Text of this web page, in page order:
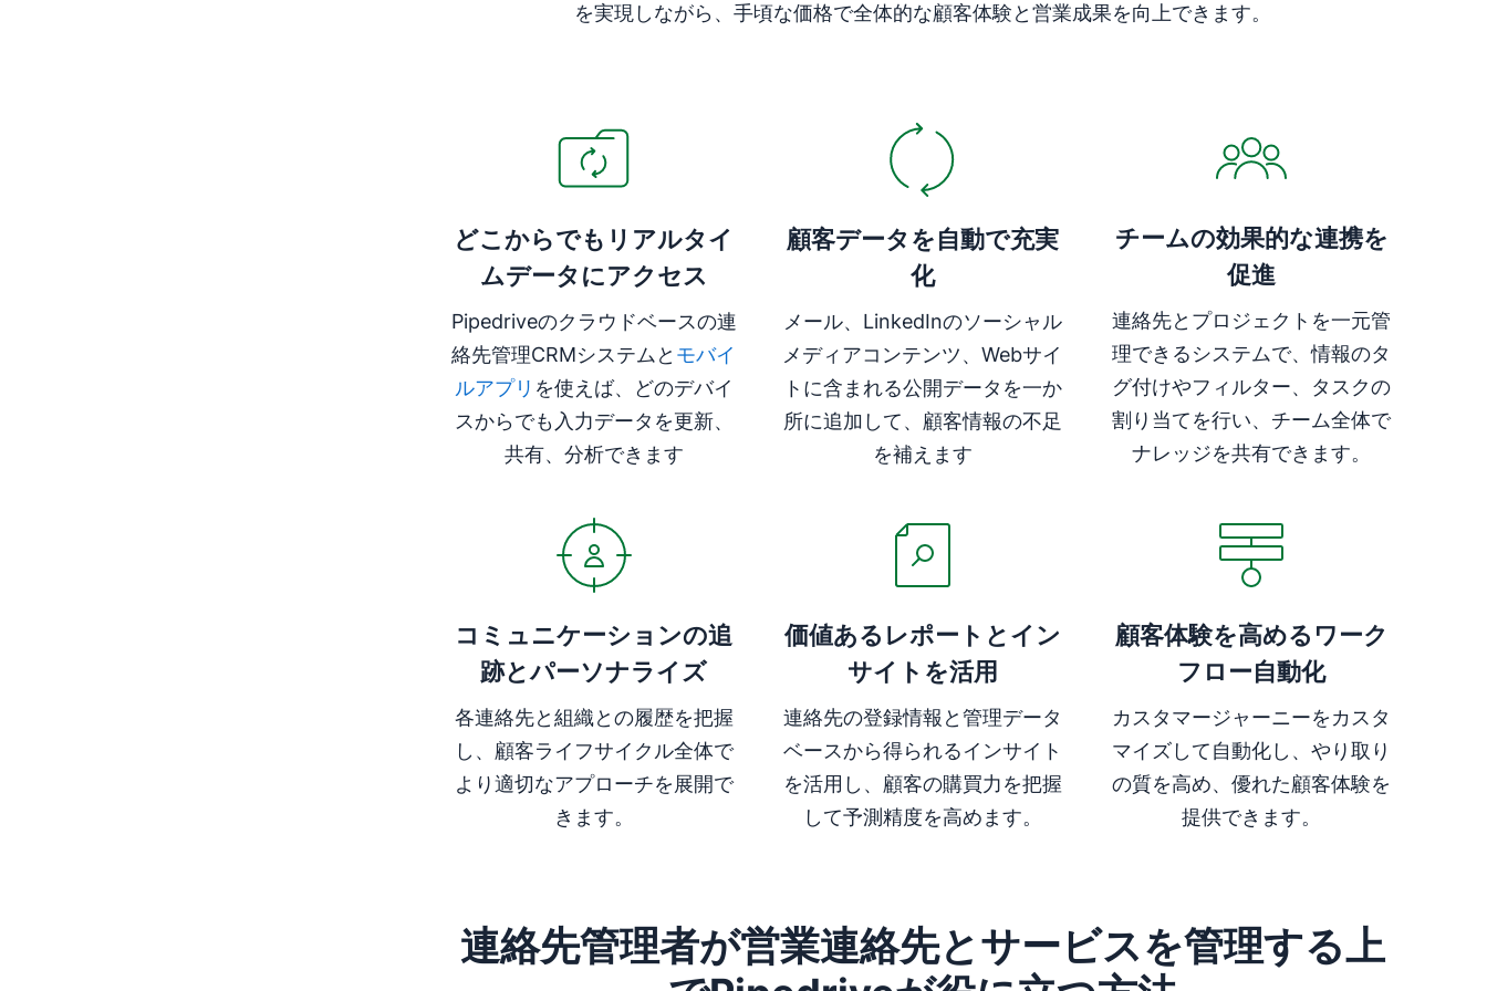
を実現しながら、手頃な価格で全体的な顧客体験と営業成果を向上できます。
どこからでもリアルタイ
ムデータにアクセス
Pipedriveのクラウドベースの連
絡先管理CRMシステムと モバイ
ルアプリ を使えば、どのデバイ
スからでも入力データを更新、
共有、分析できます
顧客データを自動で充実
化
メール、LinkedInのソーシャル
メディアコンテンツ、Webサイ
トに含まれる公開データを一か
所に追加して、顧客情報の不足
を補えます
チームの効果的な連携を
促進
連絡先とプロジェクトを一元管
理できるシステムで、情報のタ
グ付けやフィルター、タスクの
割り当てを行い、チーム全体で
ナレッジを共有できます。
コミュニケーションの追
跡とパーソナライズ
各連絡先と組織との履歴を把握
し、顧客ライフサイクル全体で
より適切なアプローチを展開で
きます。
価値あるレポートとイン
サイトを活用
連絡先の登録情報と管理データ
ベースから得られるインサイト
を活用し、顧客の購買力を把握
して予測精度を高めます。
顧客体験を高めるワーク
フロー自動化
カスタマージャーニーをカスタ
マイズして自動化し、やり取り
の質を高め、優れた顧客体験を
提供できます。
連絡先管理者が営業連絡先とサービスを管理する上